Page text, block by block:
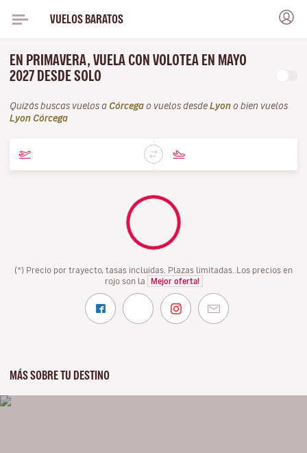
VUELOS BARATOS
EN PRIMAVERA, VUELA CON VOLOTEA EN MAYO
2027 DESDE SOLO
Quizás buscas vuelos a Córcega o vuelos desde Lyon o bien vuelos
Lyon Córcega
(*) Precio por trayecto, tasas incluidas. Plazas limitadas. Los precios en
rojo son la
Mejor oferta!
MÁS SOBRE TU DESTINO